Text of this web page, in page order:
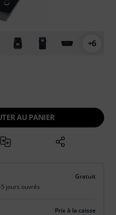
+6
AU PANIER
Gratuit
jours ouvrés
Prix à la caisse